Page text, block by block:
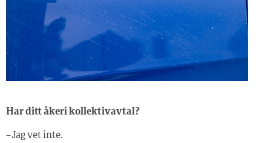
Har ditt åkeri kollektivavtal?
– Jag vet inte.